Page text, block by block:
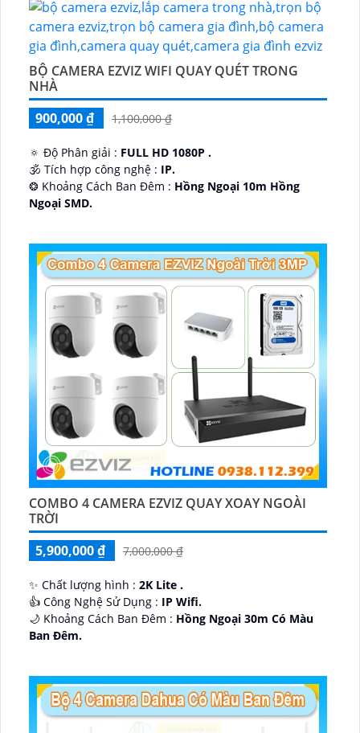
BỘ CAMERA EZVIZ WIFI QUAY QUÉT TRONG
NHÀ
900,000 ₫
1,100,000 ₫
🔅 Độ Phân giải : FULL HD 1080P .
🕉️ Tích hợp công nghệ : IP.
❂ Khoảng Cách Ban Đêm : Hồng Ngoại 10m Hồng
Ngoại SMD.
COMBO 4 CAMERA EZVIZ QUAY XOAY NGOÀI
TRỜI
5,900,000 ₫
7,000,000 ₫
✨ Chất lượng hình : 2K Lite .
👍 Công Nghệ Sử Dụng : IP Wifi.
🌙 Khoảng Cách Ban Đêm : Hồng Ngoại 30m Có Màu
Ban Ðêm.